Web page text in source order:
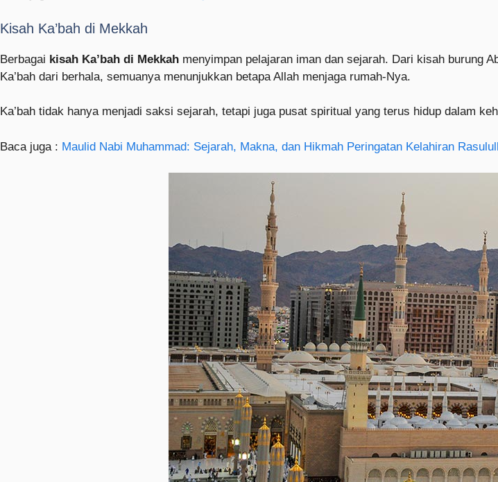
Kisah Ka’bah di Mekkah
Berbagai kisah Ka’bah di Mekkah menyimpan pelajaran iman dan sejarah. Dari kisah burung
Ka’bah dari berhala, semuanya menunjukkan betapa Allah menjaga rumah-Nya.
Ka’bah tidak hanya menjadi saksi sejarah, tetapi juga pusat spiritual yang terus hidup dalam
Baca juga : Maulid Nabi Muhammad: Sejarah, Makna, dan Hikmah Peringatan Kelahiran